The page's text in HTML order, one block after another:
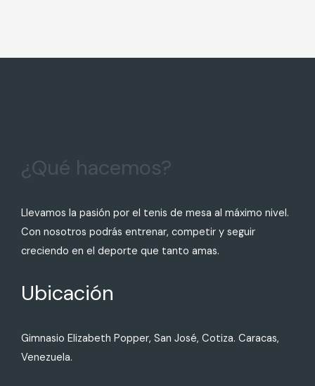
¿Qué hacemos?
Llevamos la pasión por el tenis de mesa al máximo nivel.
Con nosotros podrás entrenar, competir y seguir
creciendo en el deporte que tanto amas.
Ubicación
Gimnasio Elizabeth Popper, San José, Cotiza. Caracas,
Venezuela.